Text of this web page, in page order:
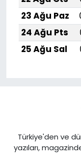
23 Ağu Paz
24 Ağu Pts
25 Ağu Sal
Türkiye'den ve
yazıları,